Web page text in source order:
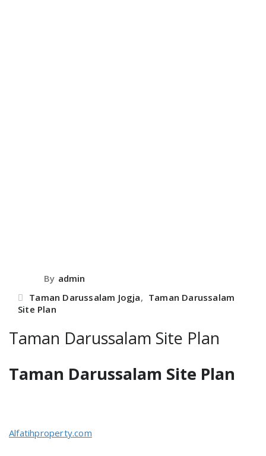
By admin
Taman Darussalam Jogja, Taman Darussalam
Site Plan
Taman Darussalam Site Plan
Taman Darussalam Site Plan
Alfatihproperty.com